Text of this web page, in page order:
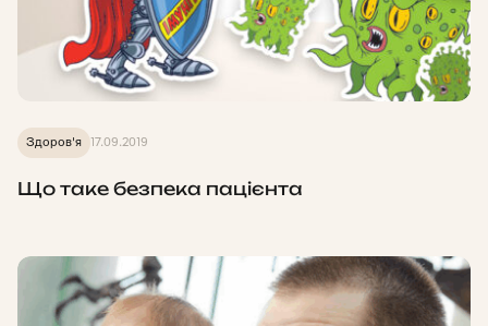
Здоров'я 17.09.2019
Що таке безпека пацієнта